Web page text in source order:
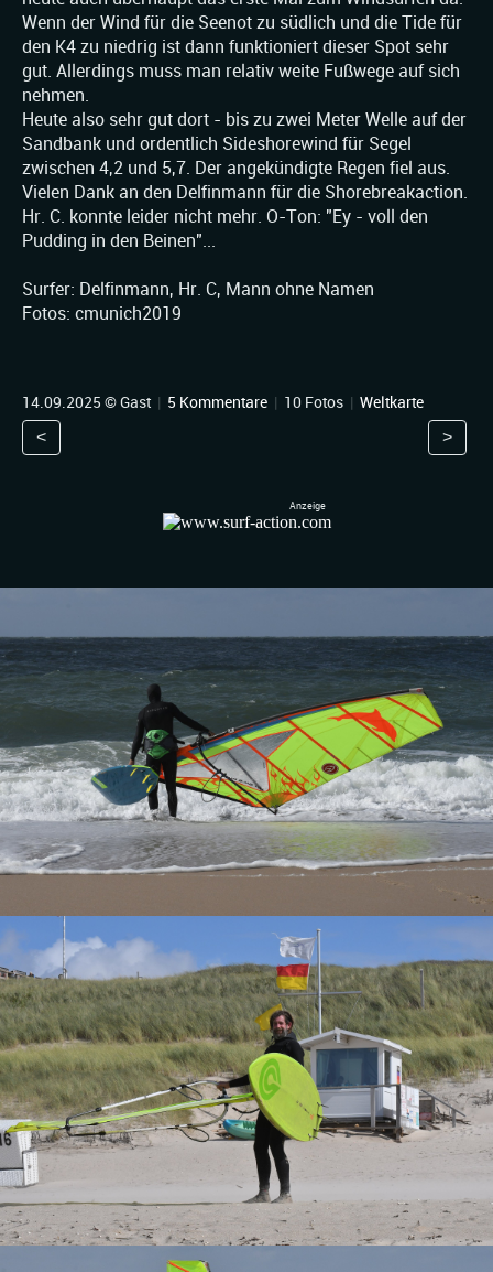
Wenn der Wind für die Seenot zu südlich und die Tide für
den K4 zu niedrig ist dann funktioniert dieser Spot sehr
gut. Allerdings muss man relativ weite Fußwege auf sich
nehmen.
Heute also sehr gut dort - bis zu zwei Meter Welle auf der
Sandbank und ordentlich Sideshorewind für Segel
zwischen 4,2 und 5,7. Der angekündigte Regen fiel aus.
Vielen Dank an den Delfinmann für die Shorebreakaction.
Hr. C. konnte leider nicht mehr. O-Ton: "Ey - voll den
Pudding in den Beinen"...
Surfer: Delfinmann, Hr. C, Mann ohne Namen
Fotos: cmunich2019
14.09.2025 © Gast | 5 Kommentare | 10 Fotos | Weltkarte
< >